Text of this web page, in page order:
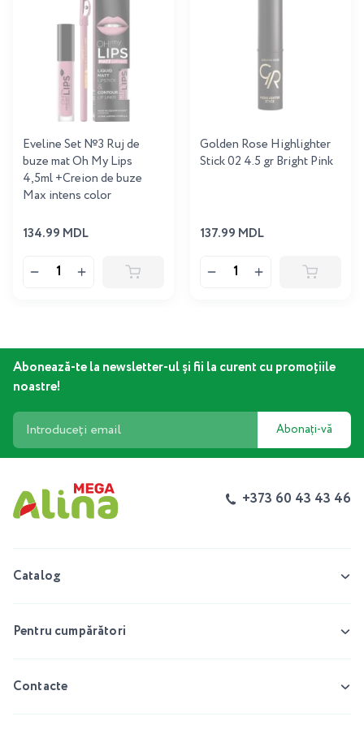
Eveline Set №3 Ruj de
buze mat Oh My Lips
4,5ml +Creion de buze
Max intens color
134.99 MDL
Golden Rose Highlighter
Stick 02 4.5 gr Bright Pink
137.99 MDL
Abonează-te la newsletter-ul și fii la curent cu promoțiile
noastre!
Abonați-vă
+373 60 43 43 46
Catalog
Pentru cumpărători
Contacte